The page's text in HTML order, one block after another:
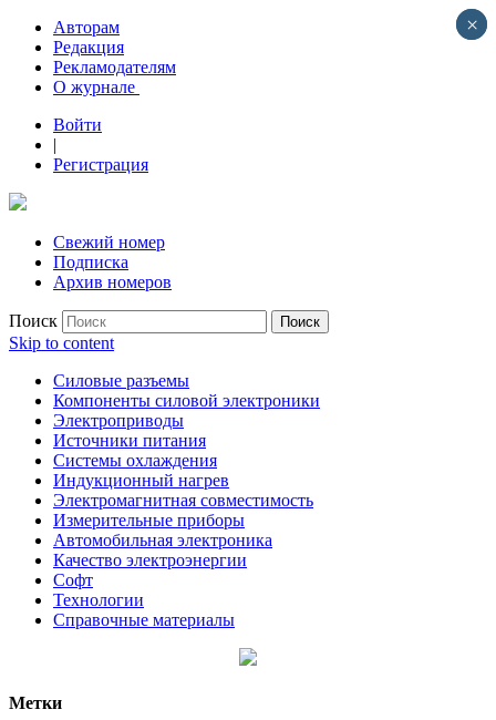
Авторам
Редакция
Рекламодателям
О журнале
Войти
|
Регистрация
Свежий номер
Подписка
Архив номеров
Поиск
Skip to content
Силовые разъемы
Компоненты силовой электроники
Электроприводы
Источники питания
Системы охлаждения
Индукционный нагрев
Электромагнитная совместимость
Измерительные приборы
Автомобильная электроника
Качество электроэнергии
Софт
Технологии
Справочные материалы
Метки
×
×